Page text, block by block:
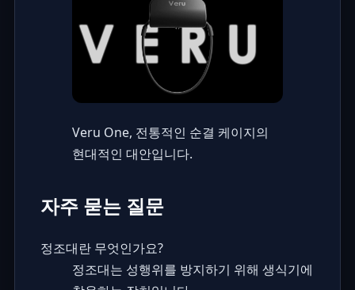
Veru One, 전통적인 순결 케이지의
현대적인 대안입니다.
자주 묻는 질문
정조대란 무엇인가요?
정조대는 성행위를 방지하기 위해 생식기에